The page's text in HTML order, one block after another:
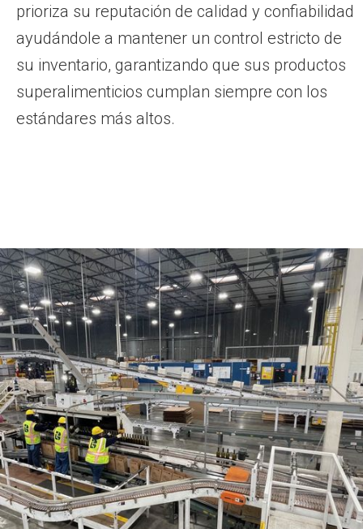
prioriza su reputación de calidad y confiabilidad
ayudándole a mantener un control estricto de
su inventario, garantizando que sus productos
superalimenticios cumplan siempre con los
estándares más altos.